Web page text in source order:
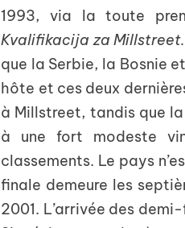
1993, via la toute
Kvalifikacija za Millstreet.
que la Serbie, la Bosnie
hôte et ces deux
à Millstreet, tandis que la
à une fort modeste
classements. Le pays
finale demeure les
2001. L’arrivée des